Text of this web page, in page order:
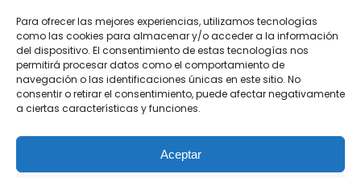
Para ofrecer las mejores experiencias, utilizamos tecnologías
como las cookies para almacenar y/o acceder a la información
del dispositivo. El consentimiento de estas tecnologías nos
permitirá procesar datos como el comportamiento de
navegación o las identificaciones únicas en este sitio. No
consentir o retirar el consentimiento, puede afectar negativamente
a ciertas características y funciones.
Aceptar
Exposición:976 521 031
expo@puertasactur.es